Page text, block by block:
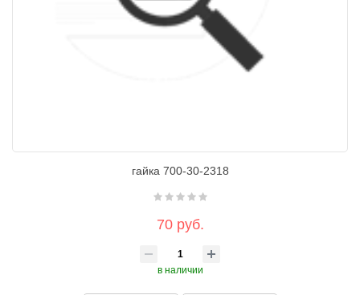
гайка 700-30-2318
70 руб.
в наличии